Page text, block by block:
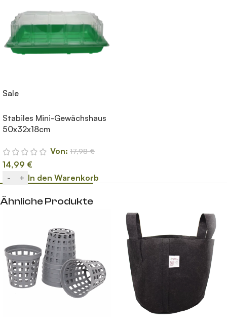
Sale
Stabiles Mini-Gewächshaus
50x32x18cm
Von: 17,98€
14,99 €
-
+ In den Warenkorb
Ähnliche Produkte